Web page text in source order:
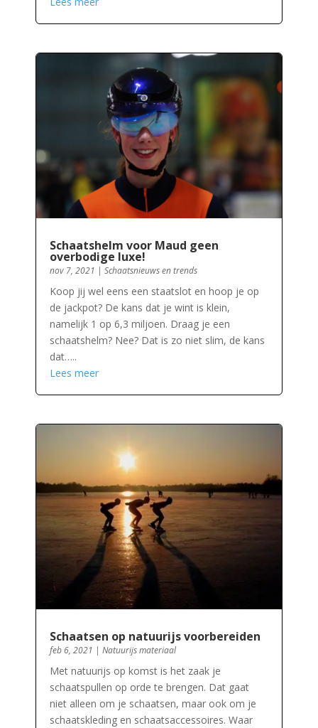
Schaatshelm voor Maud geen
overbodige luxe!
nov 7, 2021 | Schaatsnieuws en trends
Koop jij wel eens een staatslot en hoop je op
de jackpot? De kans dat je wint is klein,
namelijk 1 op 6,3 miljoen. Draag je een
schaatshelm? Nee? Dat is zo niet slim, de kans
dat…..
Lees meer
Schaatsen op natuurijs voorbereiden
feb 6, 2021 | Natuurijs materiaal
Met natuurijs op komst is het zaak je
schaatspullen op orde te brengen. Dat gaat
niet alleen om je schaatsen, maar ook om je
schaatskleding en schaatsaccessoires. Waar